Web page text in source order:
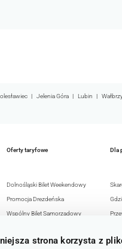
strona korzysta z
Jelenia Góra Lubin
Oferty taryfowe
Dolnośląski Bilet Weekendowy
Promocja Drezdeńska
Wspólny Bilet Samorządowy
Senior 60+
Dla